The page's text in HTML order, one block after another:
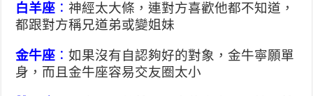
白羊座 ：神經太大條，連對方喜歡他都不知道，
都跟對方稱兄道弟或變姐妹
金牛座 ：如果沒有自認夠好的對象，金牛寧願單
身，而且金牛座容易交友圈太小